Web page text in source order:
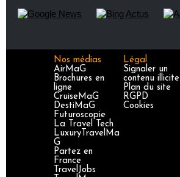
Nos médias
AirMaG
Brochures en
ligne
CruiseMaG
DestiMaG
Futuroscopie
La Travel Tech
LuxuryTravelMa
G
Partez en
France
TravelJobs
Légal
Signaler un
contenu illicite
Plan du site
RGPD
Cookies